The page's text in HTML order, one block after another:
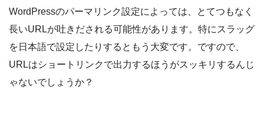
WordPressのパーマリンク設定によっては、とてつもなく
長いURLが吐きだされる可能性があります。特にスラッグ
を日本語で設定したりするともう大変です。ですので、
URLはショートリンクで出力するほうがスッキリするんじ
ゃないでしょうか？